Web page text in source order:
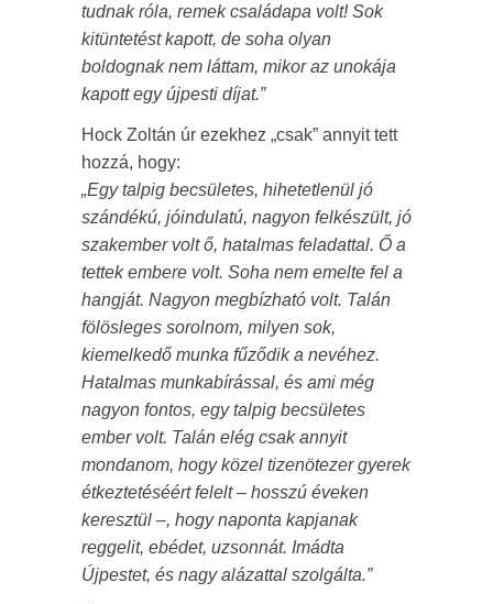
tudnak róla, remek családapa volt! Sok
kitüntetést kapott, de soha olyan
boldognak nem láttam, mikor az unokája
kapott egy újpesti díjat.”
Hock Zoltán úr ezekhez „csak” annyit tett
hozzá, hogy:
„Egy talpig becsületes, hihetetlenül jó
szándékú, jóindulatú, nagyon felkészült, jó
szakember volt ő, hatalmas feladattal. Ő a
tettek embere volt. Soha nem emelte fel a
hangját. Nagyon megbízható volt. Talán
fölösleges sorolnom, milyen sok,
kiemelkedő munka fűződik a nevéhez.
Hatalmas munkabírással, és ami még
nagyon fontos, egy talpig becsületes
ember volt. Talán elég csak annyit
mondanom, hogy közel tizenötezer gyerek
étkeztetéséért felelt – hosszú éveken
keresztül –, hogy naponta kapjanak
reggelit, ebédet, uzsonnát. Imádta
Újpestet, és nagy alázattal szolgálta.”